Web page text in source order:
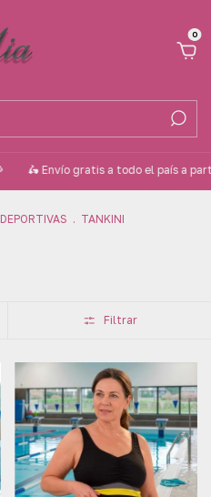
0
🛵 Envío gratis a todo el país a
DEPORTIVAS . TANKINI
Filtrar